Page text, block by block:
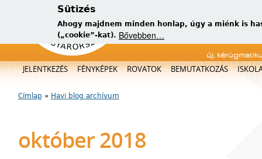
Sütizés
Ahogy majdnem minden honlap, úgy a miénk is
(„cookie”-kat). Bővebben…
új,
Főmenü
JELENTKEZÉS FÉNYKÉPEK ROVATOK BEMUTATKOZÁS
Jelenlegi hely
Címlap » Havi blog archívum
október 2018